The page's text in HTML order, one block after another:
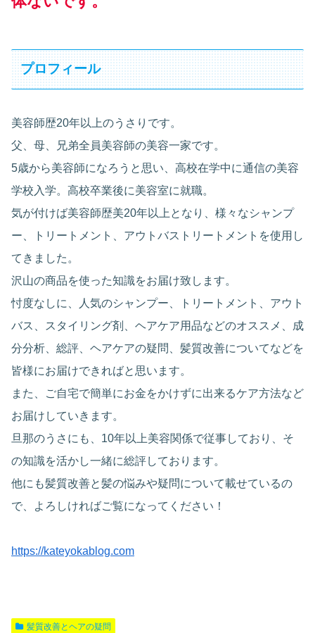
プロフィール
美容師歴20年以上のうさりです。
父、母、兄弟全員美容師の美容一家です。
5歳から美容師になろうと思い、高校在学中に通信の美容
学校入学。高校卒業後に美容室に就職。
気が付けば美容師歴美20年以上となり、様々なシャンプ
ー、トリートメント、アウトバストリートメントを使用し
てきました。
沢山の商品を使った知識をお届け致します。
忖度なしに、人気のシャンプー、トリートメント、アウト
バス、スタイリング剤、ヘアケア用品などのオススメ、成
分分析、総評、ヘアケアの疑問、髪質改善についてなどを
皆様にお届けできればと思います。
また、ご自宅で簡単にお金をかけずに出来るケア方法など
お届けしていきます。
旦那のうさにも、10年以上美容関係で従事しており、そ
の知識を活かし一緒に総評しております。
他にも髪質改善と髪の悩みや疑問について載せているの
で、よろしければご覧になってください！
https://kateyokablog.com
髪質改善とヘアの疑問